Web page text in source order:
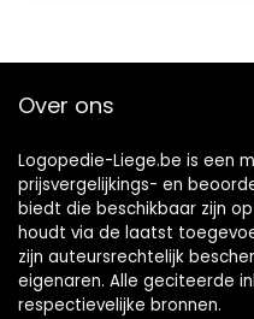
baby
Over ons
Logopedie-Liege.be is een
prijsvergelijkings- en
biedt die beschikbaar zijn
houdt via de laatst
zijn auteursrechtelijk
eigenaren. Alle geciteerde
respectievelijke bronnen.